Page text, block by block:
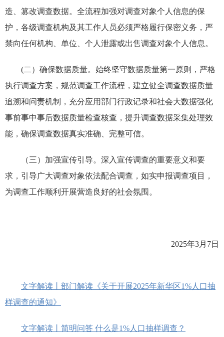
造、篡改调查数据。全流程加强对调查对象个人信息的保
护，各级调查机构及其工作人员必须严格履行保密义务，严
禁向任何机构、单位、个人泄露或出售调查对象个人信息。
(二）确保数据质量。始终坚守数据质量第一原则，严格
执行调查方案，规范调查工作流程，建立健全调查数据质量
追溯和问责机制，充分应用部门行政记录和社会大数据强化
事前事中事后数据质量检查核查，提升调查数据采集处理效
能，确保调查数据真实准确、完整可信。
（三）加强宣传引导。深入宣传调查的重要意义和要
求，引导广大调查对象依法配合调查，如实申报调查项目，
为调查工作顺利开展营造良好的社会氛围。
2025年3月7日
文字解读丨部门解读《关于开展2025年新华区1%人口抽
样调查的通知》
文字解读丨简明问答 什么是1%人口抽样调查？